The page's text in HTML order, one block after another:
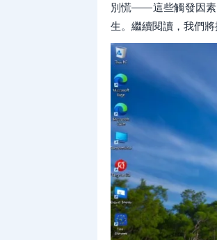
別慌——這些觸發因素
生。繼續閱讀，我們